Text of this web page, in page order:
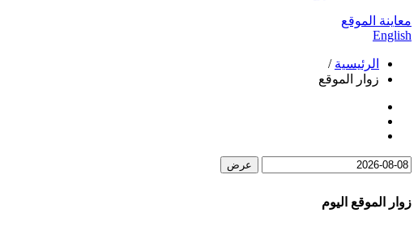
معاينة الموقع
English
الرئيسية /
زوار الموقع
عرض
زوار الموقع اليوم